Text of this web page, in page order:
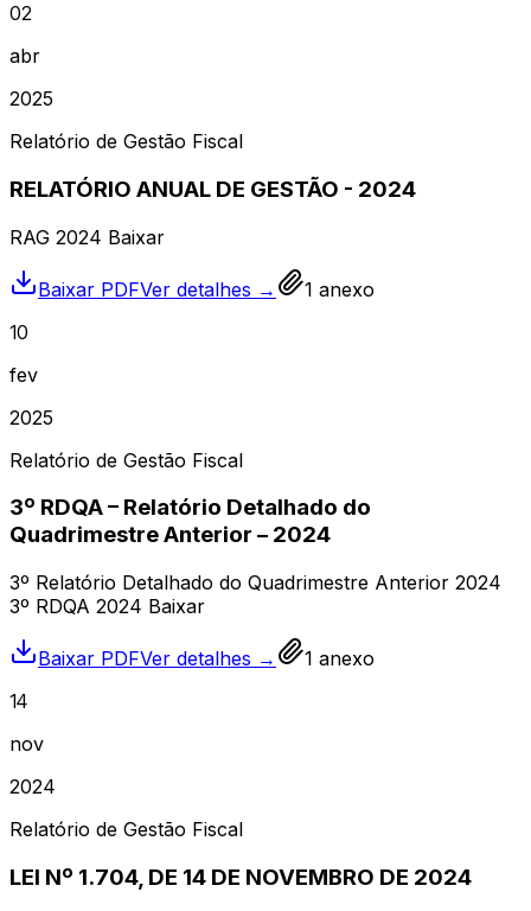
02
abr
2025
Relatório de Gestão Fiscal
RELATÓRIO ANUAL DE GESTÃO - 2024
RAG 2024 Baixar
Baixar PDFVer detalhes → 1 anexo
10
fev
2025
Relatório de Gestão Fiscal
3º RDQA – Relatório Detalhado do
Quadrimestre Anterior – 2024
3º Relatório Detalhado do Quadrimestre Anterior 2024
3º RDQA 2024 Baixar
Baixar PDFVer detalhes → 1 anexo
14
nov
2024
Relatório de Gestão Fiscal
LEI Nº 1.704, DE 14 DE NOVEMBRO DE 2024